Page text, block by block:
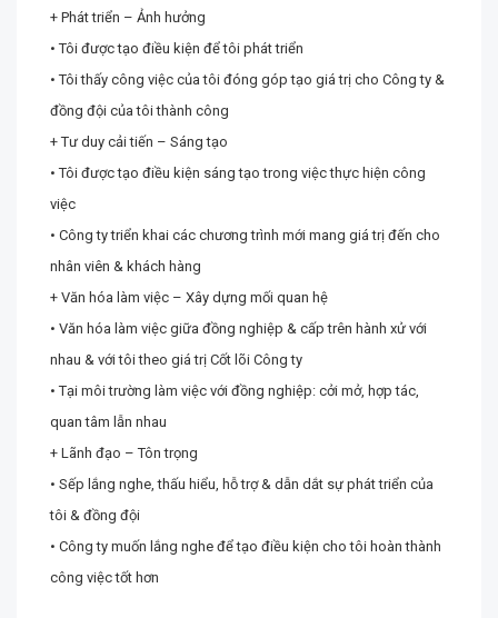
+ Phát triển – Ảnh hưởng
• Tôi được tạo điều kiện để tôi phát triển
• Tôi thấy công việc của tôi đóng góp tạo giá trị cho Công ty &
đồng đội của tôi thành công
+ Tư duy cải tiến – Sáng tạo
• Tôi được tạo điều kiện sáng tạo trong việc thực hiện công
việc
• Công ty triển khai các chương trình mới mang giá trị đến cho
nhân viên & khách hàng
+ Văn hóa làm việc – Xây dựng mối quan hệ
• Văn hóa làm việc giữa đồng nghiệp & cấp trên hành xử với
nhau & với tôi theo giá trị Cốt lõi Công ty
• Tại môi trường làm việc với đồng nghiệp: cởi mở, hợp tác,
quan tâm lẫn nhau
+ Lãnh đạo – Tôn trọng
• Sếp lắng nghe, thấu hiểu, hỗ trợ & dẫn dắt sự phát triển của
tôi & đồng đội
• Công ty muốn lắng nghe để tạo điều kiện cho tôi hoàn thành
công việc tốt hơn